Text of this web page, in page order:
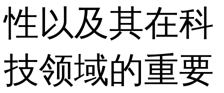
性以及其在科
技领域的重要